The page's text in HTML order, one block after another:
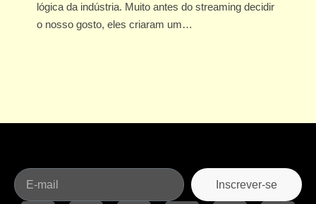
lógica da indústria. Muito antes do streaming decidir
o nosso gosto, eles criaram um…
Inscrever-se